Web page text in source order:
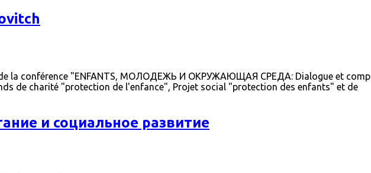
la conférence "ENFANTS, МОЛОДЕЖЬ И ОКРУЖАЮЩАЯ СРЕДА: Dialogue et
de charité "protection de l'enfance", Projet social "protection des enfants" et de
и социальное развитие